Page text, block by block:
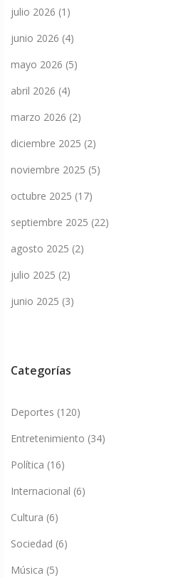
julio 2026 (1)
junio 2026 (4)
mayo 2026 (5)
abril 2026 (4)
marzo 2026 (2)
diciembre 2025 (2)
noviembre 2025 (5)
octubre 2025 (17)
septiembre 2025 (22)
agosto 2025 (2)
julio 2025 (2)
junio 2025 (3)
Categorías
Deportes (120)
Entretenimiento (34)
Política (16)
Internacional (6)
Cultura (6)
Sociedad (6)
Música (5)